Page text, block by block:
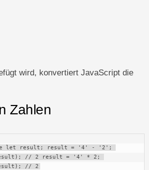
wird, konvertiert JavaScript die
Zahlen
let result; result = '4' - '2';
// 2 result = '4' * 2;
// 2